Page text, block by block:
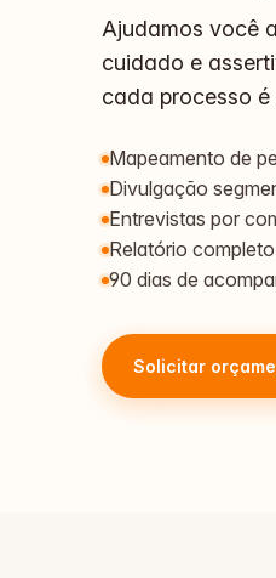
Ajudamos você
cuidado e
cada processo
Mapeamento de
Divulgação
Entrevistas por
Relatório
90 dias de
Solicitar